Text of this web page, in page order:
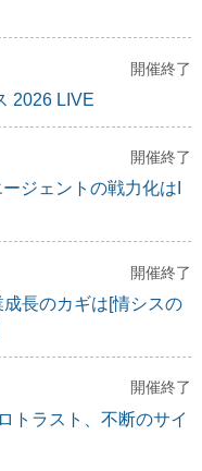
開催終了
2026 LIVE
開催終了
ジェントの戦力化はI
開催終了
成長のカギは[情シスの
開催終了
トラスト、不断のサイ